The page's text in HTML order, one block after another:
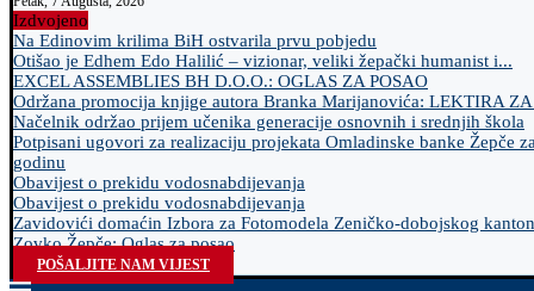
Izdvojeno
Na Edinovim krilima BiH ostvarila prvu pobjedu
Otišao je Edhem Edo Halilić – vizionar, veliki žepački humanist i...
EXCEL ASSEMBLIES BH D.O.O.: OGLAS ZA POSAO
Održana promocija knjige autora Branka Marijanovića: LEKTIRA
Načelnik održao prijem učenika generacije osnovnih i srednjih škola
Potpisani ugovori za realizaciju projekata Omladinske banke Žepče
godinu
Obavijest o prekidu vodosnabdijevanja
Obavijest o prekidu vodosnabdijevanja
Zavidovići domaćin Izbora za Fotomodela Zeničko-dobojskog
Zovko Žepče: Oglas za posao
POŠALJITE NAM VIJEST